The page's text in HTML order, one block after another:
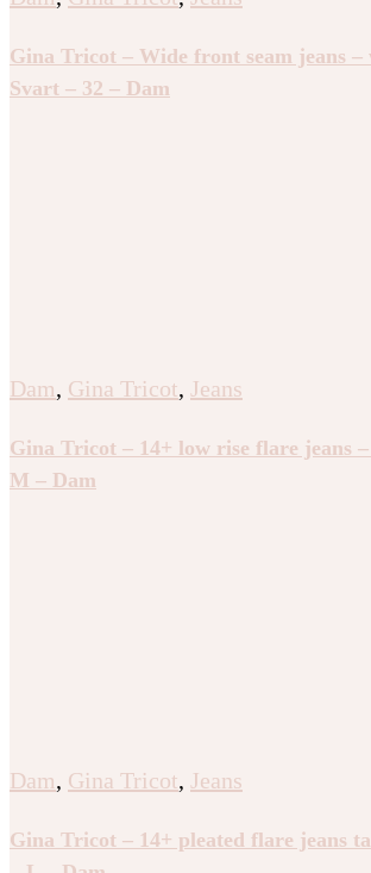
Gina Tricot – Wide front seam jeans –
Svart – 32 – Dam
Dam, Gina Tricot, Jeans
Gina Tricot – 14+ low rise flare jeans
M – Dam
Dam, Gina Tricot, Jeans
Gina Tricot – 14+ pleated flare jeans